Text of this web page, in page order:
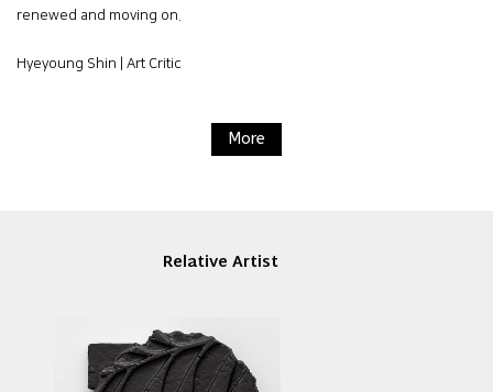
renewed and moving on.
Hyeyoung Shin | Art Critic
More
Relative Artist